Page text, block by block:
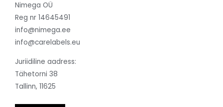
Nimega OÜ
Reg nr 14645491
info@nimega.ee
info@carelabels.eu
Juriidiline aadress:
Tähetorni 38
Tallinn, 11625